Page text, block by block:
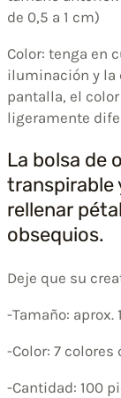
de 0,5 a 1 cm)
Color: tenga en
iluminación y la
pantalla, el
ligeramente
La bolsa de
transpirable
rellenar
obsequios.
Deje que su
-Tamaño: aprox.
-Color: 7
-Cantidad: 100